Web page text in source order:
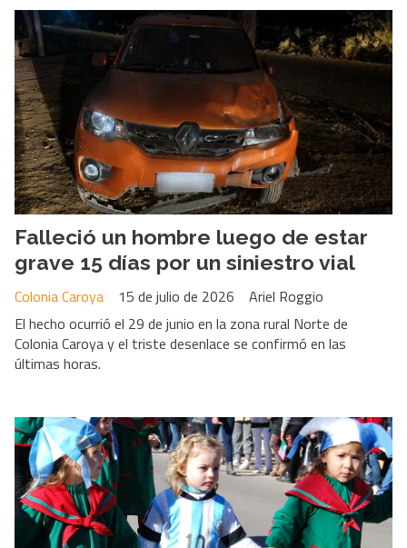
Falleció un hombre luego de estar
grave 15 días por un siniestro vial
Ariel Roggio
Colonia Caroya
15 de julio de 2026
El hecho ocurrió el 29 de junio en la zona rural Norte de
Colonia Caroya y el triste desenlace se confirmó en las
últimas horas.